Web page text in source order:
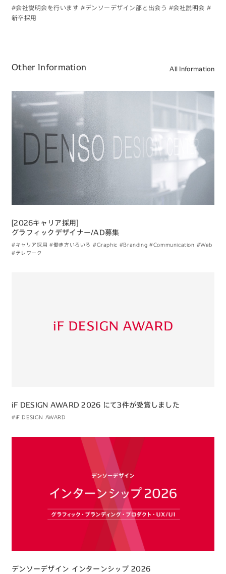
#会社説明会を行います #デンソーデザイン部と出会う #会社説明会 #
新卒採用
Other Information All Information
[2026キャリア採用]
グラフィックデザイナー/AD募集
#キャリア採用 #働き方いろいろ #Graphic #Branding #Communication #Web
#テレワーク
iF DESIGN AWARD 2026 にて3件が受賞しました
#iF DESIGN AWARD
デンソーデザイン インターンシップ 2026